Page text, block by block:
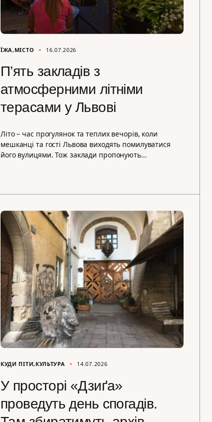
ЇЖА МІСТО 16.07.2026
П’ять закладів з
атмосферними літніми
терасами у Львові
Літо – час прогулянок та теплих вечорів, коли
мешканці та гості Львова виходять помилуватися
його вулицями. Тож заклади пропонують…
КУДИ ПІТИ КУЛЬТУРА 14.07.2026
У просторі «Дзиґа»
проведуть день спогадів.